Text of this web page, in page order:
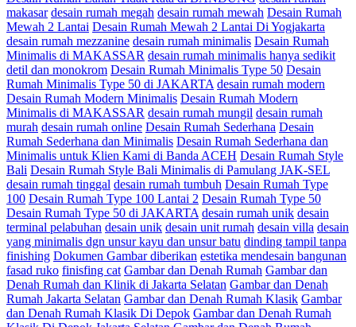
makasar desain rumah megah desain rumah mewah Desain Rumah
Mewah 2 Lantai Desain Rumah Mewah 2 Lantai Di Yogjakarta
desain rumah mezzanine desain rumah minimalis Desain Rumah
Minimalis di MAKASSAR desain rumah minimalis hanya sedikit
detil dan monokrom Desain Rumah Minimalis Type 50 Desain
Rumah Minimalis Type 50 di JAKARTA desain rumah modern
Desain Rumah Modern Minimalis Desain Rumah Modern
Minimalis di MAKASSAR desain rumah mungil desain rumah
murah desain rumah online Desain Rumah Sederhana Desain
Rumah Sederhana dan Minimalis Desain Rumah Sederhana dan
Minimalis untuk Klien Kami di Banda ACEH Desain Rumah Style
Bali Desain Rumah Style Bali Minimalis di Pamulang JAK-SEL
desain rumah tinggal desain rumah tumbuh Desain Rumah Type
100 Desain Rumah Type 100 Lantai 2 Desain Rumah Type 50
Desain Rumah Type 50 di JAKARTA desain rumah unik desain
terminal pelabuhan desain unik desain unit rumah desain villa desain
yang minimalis dgn unsur kayu dan unsur batu dinding tampil tanpa
finishing Dokumen Gambar diberikan estetika mendesain bangunan
fasad ruko finisfing cat Gambar dan Denah Rumah Gambar dan
Denah Rumah dan Klinik di Jakarta Selatan Gambar dan Denah
Rumah Jakarta Selatan Gambar dan Denah Rumah Klasik Gambar
dan Denah Rumah Klasik Di Depok Gambar dan Denah Rumah